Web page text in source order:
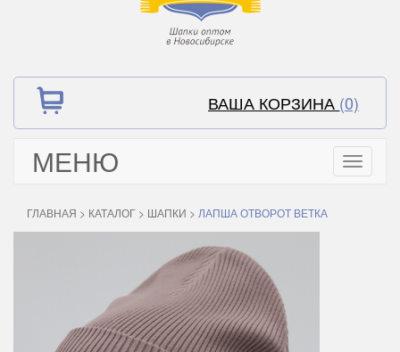
ВАША КОРЗИНА (0)
МЕНЮ
Toggle
ГЛАВНАЯ > КАТАЛОГ > ШАПКИ > ЛАПША ОТВОРОТ ВЕТКА